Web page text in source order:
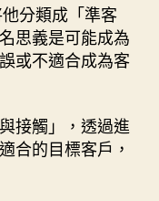
分類成「準客
思義是可能成為
或不適合成為客
接觸」，透過進
合的目標客戶，